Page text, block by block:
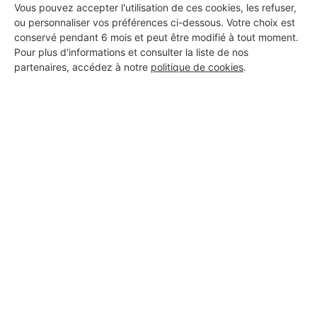
Vous pouvez accepter l'utilisation de ces cookies, les refuser,
ou personnaliser vos préférences ci-dessous. Votre choix est
conservé pendant 6 mois et peut être modifié à tout moment.
Pour plus d'informations et consulter la liste de nos
partenaires, accédez à notre politique de cookies.
PROFESSIONNEL, VOUS
SOUHAITEZ NOUS
REJOINDRE ?